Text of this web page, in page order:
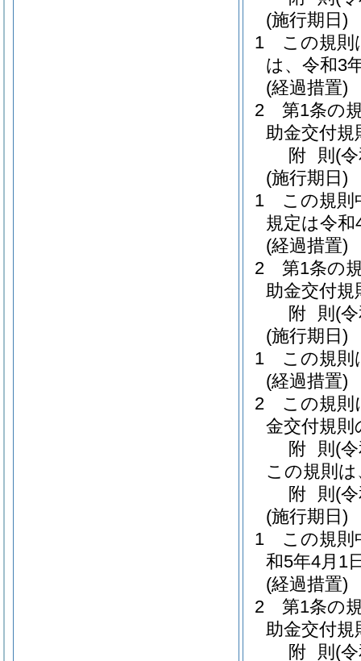
(施行期日)
1
この規則
は、令和3
(経過措置)
2
第1条の
助金交付
附 則 (
(施行期日)
1
この規則
規定は令
(経過措置)
2
第1条の
助金交付
附 則 (
(施行期日)
1
この規則
(経過措置)
2
この規則
金交付規
附 則 (
この規則
附 則 (
(施行期日)
1
この規則
和5年4月1
(経過措置)
2
第1条の
助金交付
附 則 (